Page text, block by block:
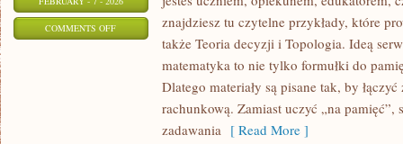
COMMENTS OFFON
MATEMATYKA
znajdziesz tu czytelne przykłady, które
także Teoria decyzji i Topologia. Ideą
matematyka to nie tylko formułki do
Dlatego materiały są pisane tak, by
rachunkową. Zamiast uczyć „na pamięć”,
zadawania [ Read More ]